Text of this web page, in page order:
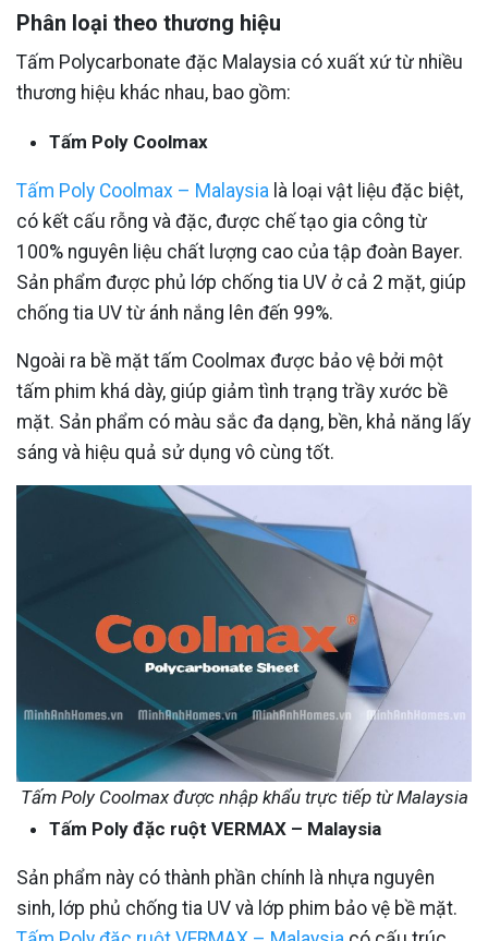
Phân loại theo thương hiệu
Tấm Polycarbonate đặc Malaysia có xuất xứ từ nhiều
thương hiệu khác nhau, bao gồm:
Tấm Poly Coolmax
Tấm Poly Coolmax – Malaysia là loại vật liệu đặc biệt,
có kết cấu rỗng và đặc, được chế tạo gia công từ
100% nguyên liệu chất lượng cao của tập đoàn Bayer.
Sản phẩm được phủ lớp chống tia UV ở cả 2 mặt, giúp
chống tia UV từ ánh nắng lên đến 99%.
Ngoài ra bề mặt tấm Coolmax được bảo vệ bởi một
tấm phim khá dày, giúp giảm tình trạng trầy xước bề
mặt. Sản phẩm có màu sắc đa dạng, bền, khả năng lấy
sáng và hiệu quả sử dụng vô cùng tốt.
Tấm Poly Coolmax được nhập khẩu trực tiếp từ Malaysia
Tấm Poly đặc ruột VERMAX – Malaysia
Sản phẩm này có thành phần chính là nhựa nguyên
sinh, lớp phủ chống tia UV và lớp phim bảo vệ bề mặt.